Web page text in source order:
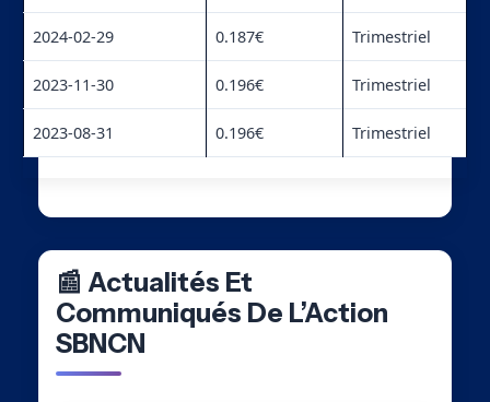
2024-02-29 0.187€ Trimestriel
2023-11-30 0.196€ Trimestriel
2023-08-31 0.196€ Trimestriel
📰 Actualités Et
Communiqués De L’Action
SBNCN